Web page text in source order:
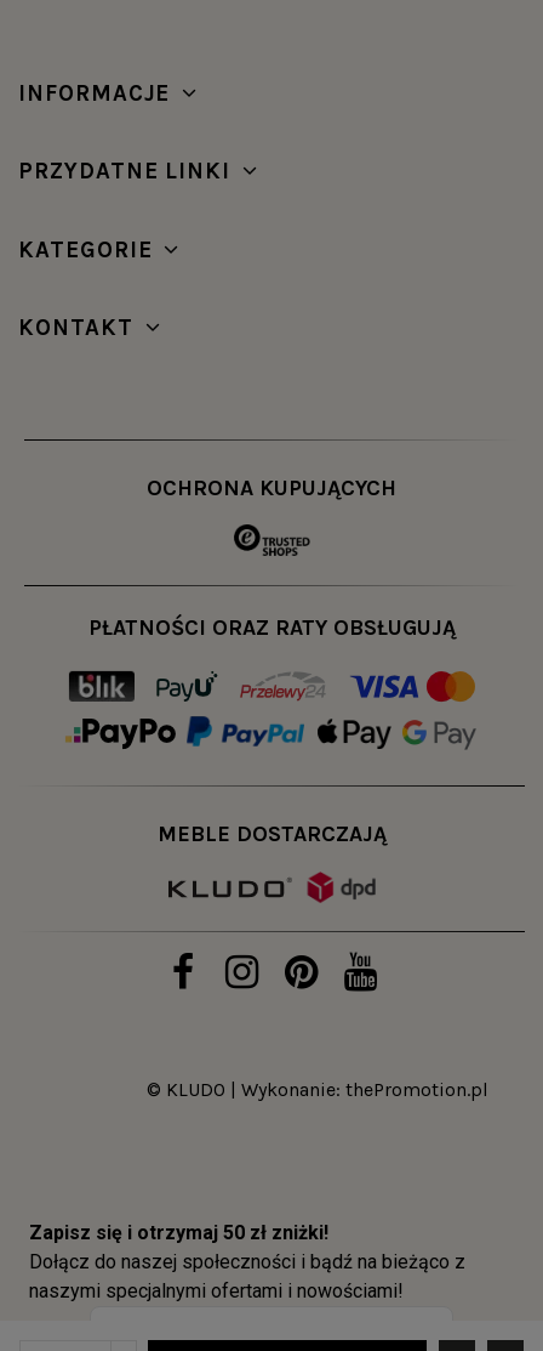
INFORMACJE
PRZYDATNE LINKI
KATEGORIE
KONTAKT
OCHRONA KUPUJĄCYCH
PŁATNOŚCI ORAZ RATY OBSŁUGUJĄ
MEBLE DOSTARCZAJĄ
© KLUDO | Wykonanie: thePromotion.pl